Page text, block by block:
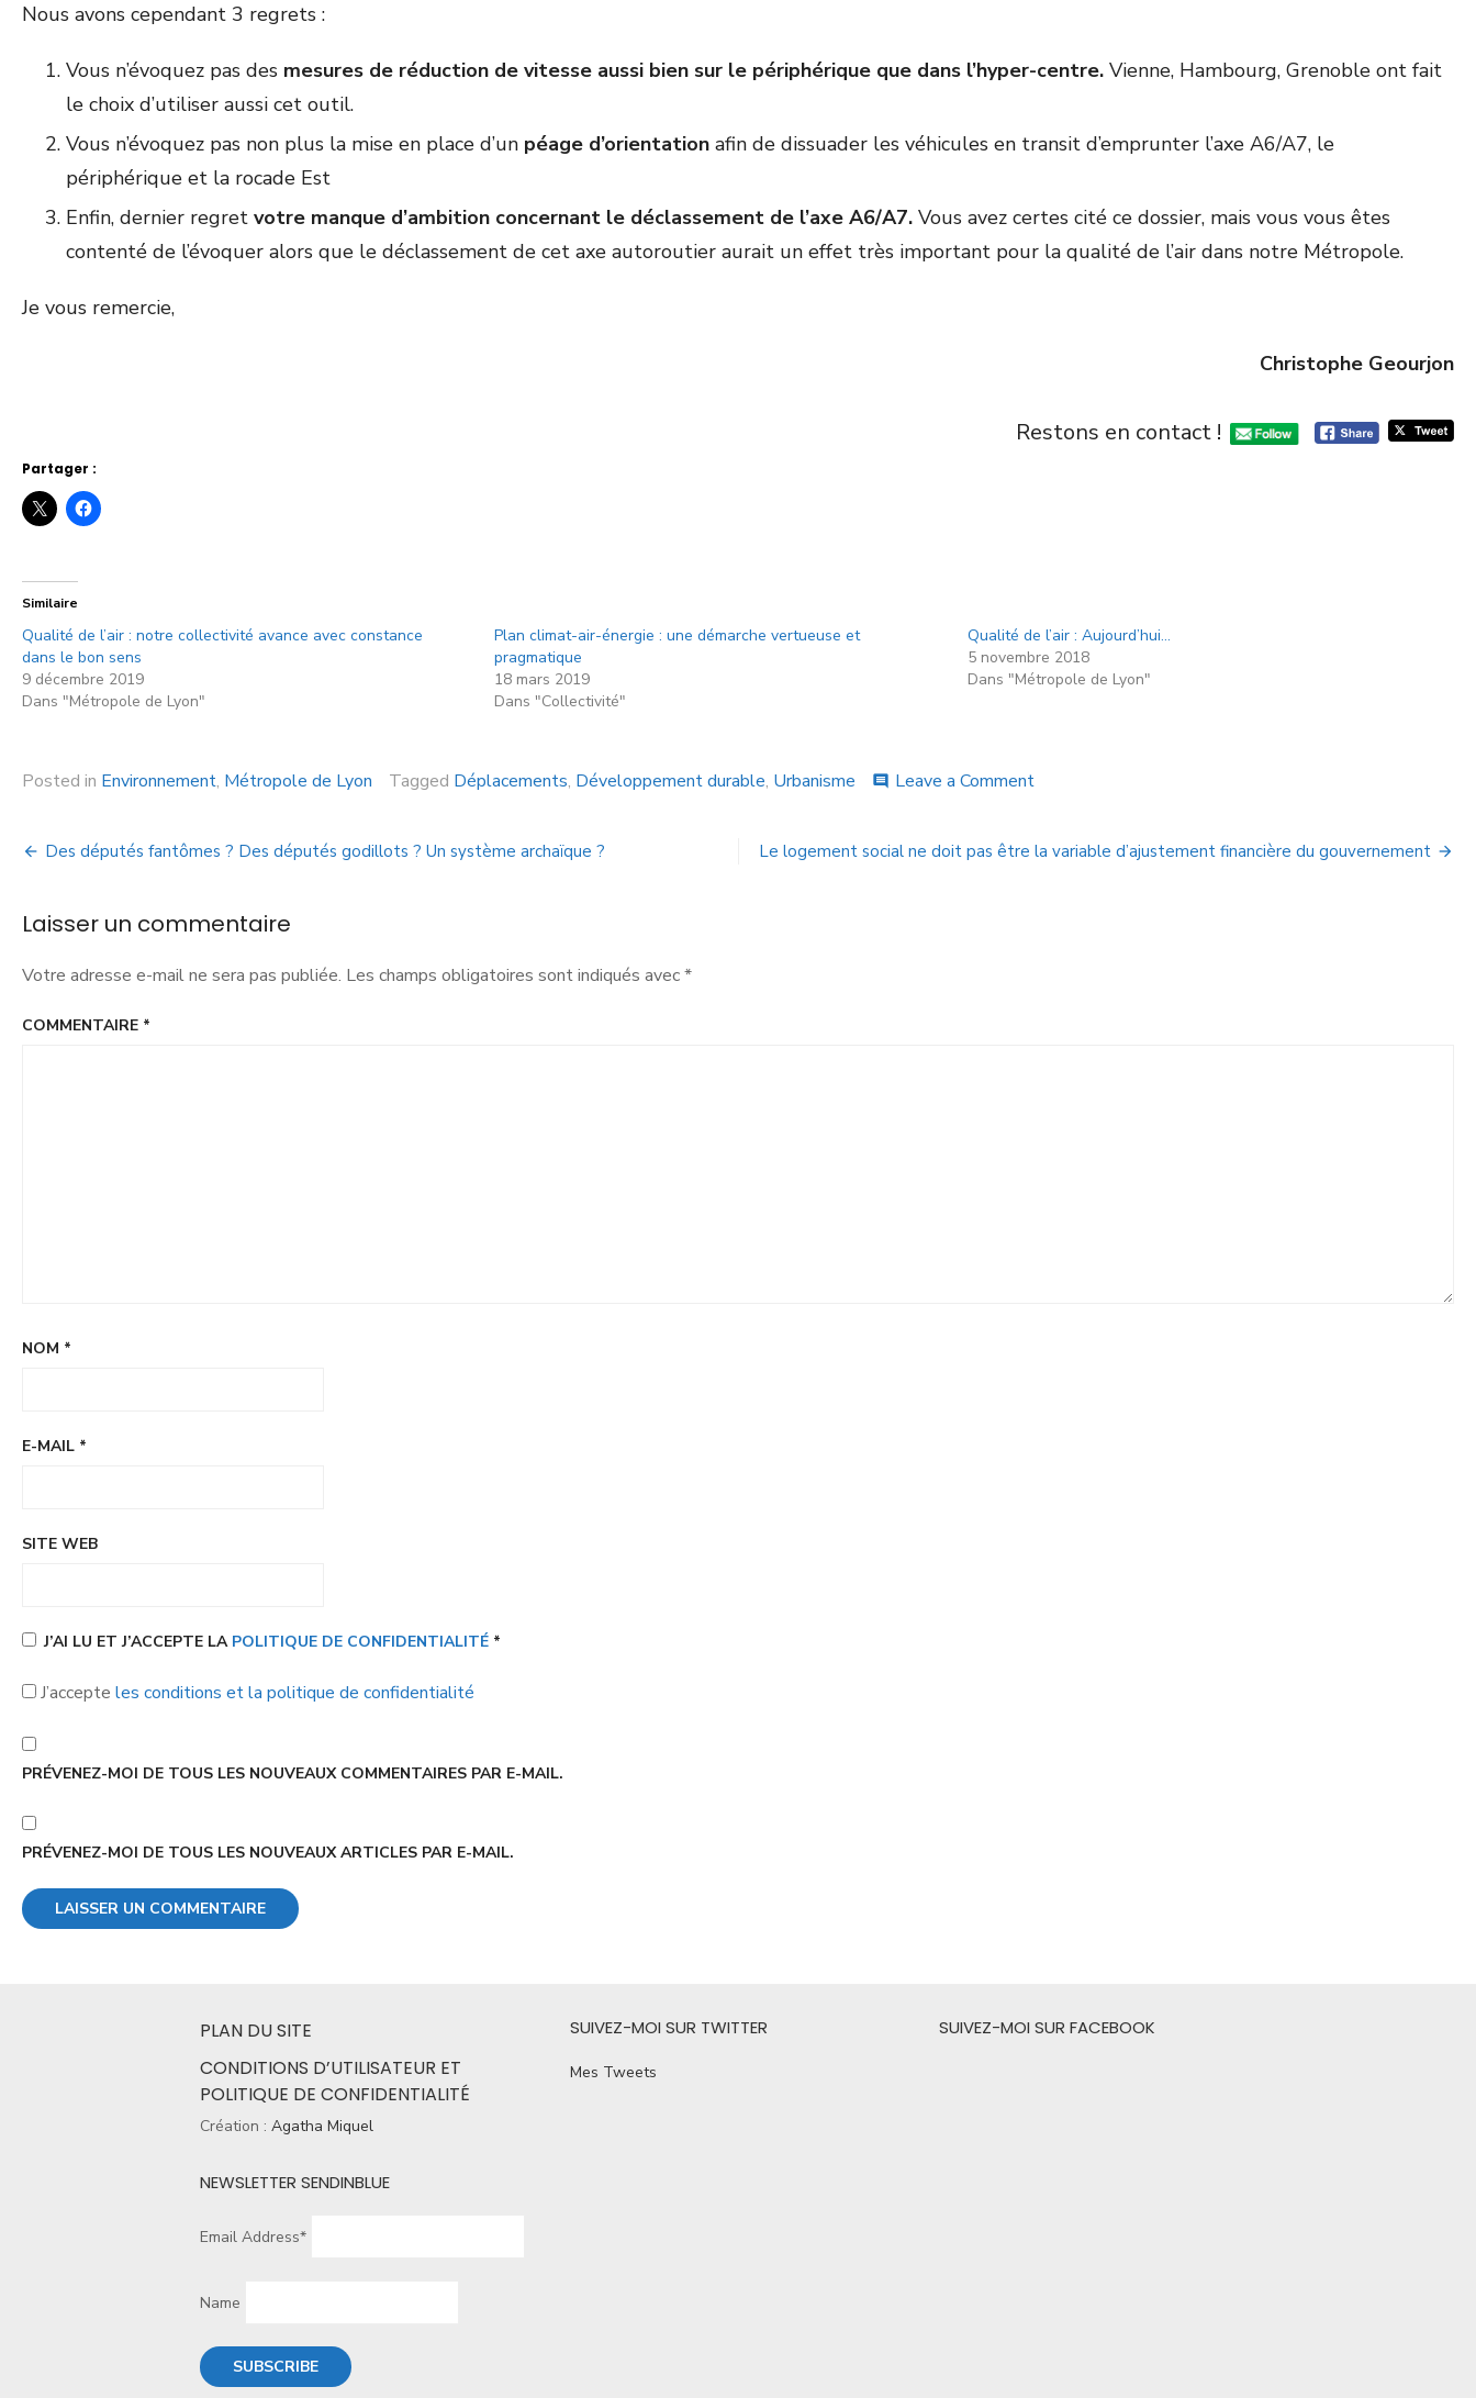
Nous avons cependant 3 regrets :
Vous n’évoquez pas des mesures de réduction de vitesse aussi bien sur le périphérique que dans l’hyper-centre. Vienne, Hambourg, Grenoble ont fait
le choix d’utiliser aussi cet outil.
Vous n’évoquez pas non plus la mise en place d’un péage d’orientation afin de dissuader les véhicules en transit d’emprunter l’axe A6/A7, le
périphérique et la rocade Est
Enfin, dernier regret votre manque d’ambition concernant le déclassement de l’axe A6/A7. Vous avez certes cité ce dossier, mais vous vous êtes
contenté de l’évoquer alors que le déclassement de cet axe autoroutier aurait un effet très important pour la qualité de l’air dans notre Métropole.
Je vous remercie,
Christophe Geourjon
Restons en contact !
Partager :
Similaire
Qualité de l’air : notre collectivité avance avec constance
dans le bon sens
9 décembre 2019
Dans "Métropole de Lyon"
Plan climat-air-énergie : une démarche vertueuse et
pragmatique
18 mars 2019
Dans "Collectivité"
Qualité de l’air : Aujourd’hui…
5 novembre 2018
Dans "Métropole de Lyon"
Posted in Environnement, Métropole de Lyon Tagged Déplacements, Développement durable, Urbanisme comment Leave a Comment
Des députés fantômes ? Des députés godillots ? Un système archaïque ? Le logement social ne doit pas être la variable d’ajustement financière du gouvernement
Laisser un commentaire
Votre adresse e-mail ne sera pas publiée. Les champs obligatoires sont indiqués avec*
COMMENTAIRE *
NOM *
E-MAIL *
SITE WEB
J’AI LU ET J’ACCEPTE LA POLITIQUE DE CONFIDENTIALITÉ *
J’accepte les conditions et la politique de confidentialité
PRÉVENEZ-MOI DE TOUS LES NOUVEAUX COMMENTAIRES PAR E-MAIL.
PRÉVENEZ-MOI DE TOUS LES NOUVEAUX ARTICLES PAR E-MAIL.
PLAN DU SITE
CONDITIONS D’UTILISATEUR ET
POLITIQUE DE CONFIDENTIALITÉ
Création : Agatha Miquel
NEWSLETTER SENDINBLUE
Email Address*
Name
SUIVEZ-MOI SUR TWITTER
Mes Tweets
SUIVEZ-MOI SUR FACEBOOK